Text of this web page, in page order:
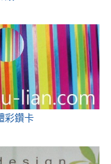
彩鑽卡